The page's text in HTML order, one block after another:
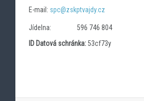
E-mail: spc@zskptvajdy.cz
Jídelna:
596 746 804
ID Datová schránka:53cf73y